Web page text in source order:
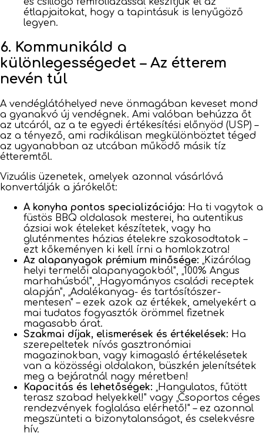
étlapjaitokat, hogy a tapintásuk is lenyűgöző
legyen.
6. Kommunikáld a
különlegességedet – Az étterem
nevén túl
A vendéglátóhelyed neve önmagában keveset mond
a gyanakvó új vendégnek. Ami valóban behúzza őt
az utcáról, az a te egyedi értékesítési előnyöd (USP) –
az a tényező, ami radikálisan megkülönböztet téged
az ugyanabban az utcában működő másik tíz
étteremtől.
Vizuális üzenetek, amelyek azonnal vásárlóvá
konvertálják a járókelőt:
A konyha pontos specializációja: Ha ti vagytok a
füstös BBQ oldalasok mesterei, ha autentikus
ázsiai wok ételeket készítetek, vagy ha
gluténmentes házias ételekre szakosodtatok –
ezt kőkeményen ki kell írni a homlokzatra!
Az alapanyagok prémium minősége: „Kizárólag
helyi termelői alapanyagokból", „100% Angus
marhahúsból", „Hagyományos családi receptek
alapján", „Adalékanyag- és tartósítószer-
mentesen" – ezek azok az értékek, amelyekért a
mai tudatos fogyasztók örömmel fizetnek
magasabb árat.
Szakmai díjak, elismerések és értékelések: Ha
szerepeltetek nívós gasztronómiai
magazinokban, vagy kimagasló értékelésetek
van a közösségi oldalakon, büszkén jelenítsétek
meg a bejáratnál nagy méretben!
Kapacitás és lehetőségek: „Hangulatos, fűtött
terasz szabad helyekkel!" vagy „Csoportos céges
rendezvények foglalása elérhető!" – ez azonnal
megszünteti a bizonytalanságot, és cselekvésre
hív.